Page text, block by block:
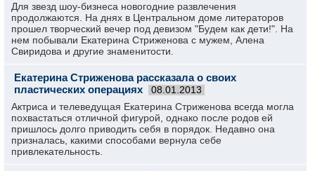
Для звезд шоу-бизнеса новогодние развлечения
продолжаются. На днях в Центральном доме литераторов
прошел творческий вечер под девизом "Будем как дети!". На
нем побывали Екатерина Стриженова с мужем, Алена
Свиридова и другие знаменитости.
Екатерина Стриженова рассказала о своих
пластических операциях
08.01.2013
Актриса и телеведущая Екатерина Стриженова всегда могла
похвастаться отличной фигурой, однако после родов ей
пришлось долго приводить себя в порядок. Недавно она
призналась, какими способами вернула себе
привлекательность.